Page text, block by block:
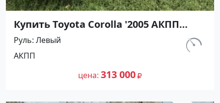
Купить Toyota Corolla '2005 АКПП
(1600/110 л.с.) Бензин инжектор
Курганинск цвет Серебристый Седан
по цене 313000 рублей, объявление
№27430 на сайте Авторынок23
км.
Руль Левый
АКПП
цена 313 000